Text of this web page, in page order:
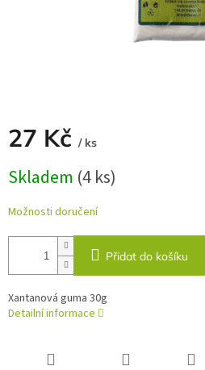
27 Kč / ks
cena:
Skladem (4 ks)
Možnosti doručení
Přidat do košíku
Xantanová guma 30g
Detailní informace